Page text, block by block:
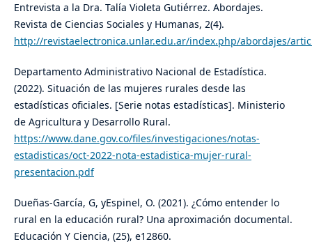
Entrevista a la Dra. Talía Violeta Gutiérrez. Abordajes.
Revista de Ciencias Sociales y Humanas, 2(4).
http://revistaelectronica.unlar.edu.ar/index.php/abordajes/
Departamento Administrativo Nacional de Estadística.
(2022). Situación de las mujeres rurales desde las
estadísticas oficiales. [Serie notas estadísticas]. Ministerio
de Agricultura y Desarrollo Rural.
https://www.dane.gov.co/files/investigaciones/notas-
estadisticas/oct-2022-nota-estadistica-mujer-rural-
presentacion.pdf
Dueñas-García, G, yEspinel, O. (2021). ¿Cómo entender lo
rural en la educación rural? Una aproximación documental.
Educación Y Ciencia, (25), e12860.